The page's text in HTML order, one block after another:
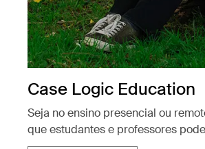
Case Logic Education
Seja no ensino presencial ou
que estudantes e professores